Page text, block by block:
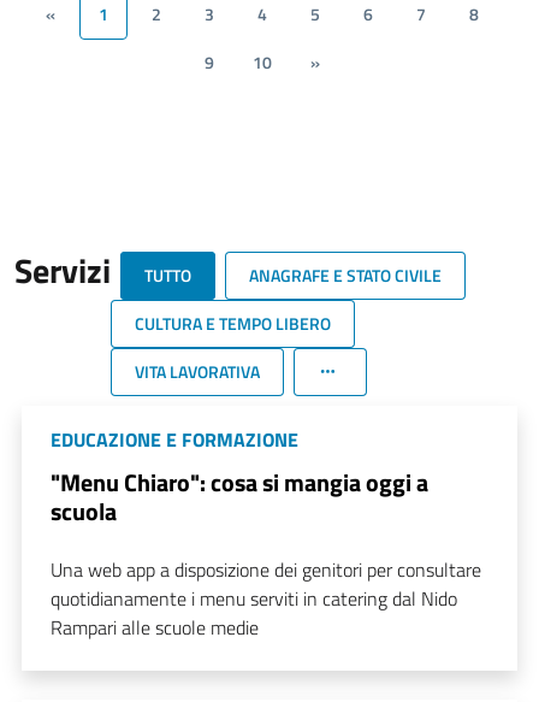
« 1 2 3 4 5 6 7
8
9
10 »
Servizi TUTTO
ANAGRAFE E STATO CIVILE
CULTURA E TEMPO LIBERO
VITA LAVORATIVA
EDUCAZIONE E FORMAZIONE
"Menu Chiaro": cosa si mangia oggi a
scuola
Una web app a disposizione dei genitori per consultare
quotidianamente i menu serviti in catering dal Nido
Rampari alle scuole medie